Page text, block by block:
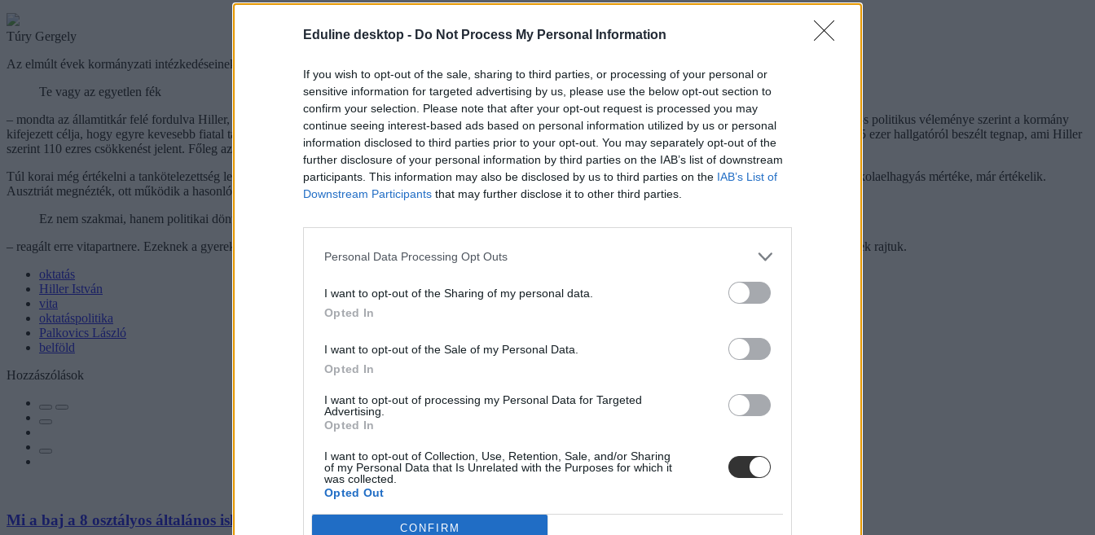
Eduline desktop - Do Not Process My Personal Information
If you wish to opt-out of the sale, sharing to third parties, or processing of your personal or
sensitive information for targeted advertising by us, please use the below opt-out section to
confirm your selection. Please note that after your opt-out request is processed you may
continue seeing interest-based ads based on personal information utilized by us or personal
information disclosed to third parties prior to your opt-out. You may separately opt-out of the
further disclosure of your personal information by third parties on the IAB’s list of downstream
participants. This information may also be disclosed by us to third parties on the IAB’s List of
Downstream Participants that may further disclose it to other third parties.
Personal Data Processing Opt Outs
I want to opt-out of the Sharing of my personal data.
Opted In
I want to opt-out of the Sale of my Personal Data.
Opted In
I want to opt-out of processing my Personal Data for Targeted
Advertising.
Opted In
I want to opt-out of Collection, Use, Retention, Sale, and/or Sharing
of my Personal Data that Is Unrelated with the Purposes for which it
was collected.
Opted Out
CONFIRM
Túry Gergely
Az elmúlt évek kormányzati intézkedéseinek eredményének tartja Palkovics, hogy 10 ezerrel többen jelentkeztek a felsőoktatásba.
Te vagy az egyetlen fék
– mondta az államtitkár felé fordulva Hiller, a kormány hatalomgyakorlási technikáját kárhoztatva, vagyis hogy egyeztetések nélkül nyomta át a reformokat. Az MSZP-s politikus véleménye szerint a kormány
kifejezett célja, hogy egyre kevesebb fiatal tanuljon a felsőoktatásban. Igenis csökkent a felsőoktatási létszám, hangsúlyozta. Ezután Orbánt idézte: a miniszterelnök 255 ezer hallgatóról beszélt tegnap, ami Hiller
szerint 110 ezres csökkenést jelent. Főleg azok hagyták el az országot, akiket nem sikerült átnyomni a szakképzésbe.
Túl korai még értékelni a tankötelezettség leszállításának következményeit, válaszolta Palkovics az ezt firtató kérdésre. Szerinte nem egyértelmű, hogy emiatt nőtt az iskolaelhagyás mértéke, már értékelik.
Ausztriát megnézték, ott működik a hasonló reform, tette hozzá.
Ez nem szakmai, hanem politikai döntés volt
– reagált erre vitapartnere. Ezeknek a gyereknek a sorsa a társadalom jóindulatán múlik: “ez gyalázat.” Palkovics állította: vannak olyan programok, amelyek segíthetnek rajtuk.
oktatás
Hiller István
vita
oktatáspolitika
Palkovics László
belföld
Hozzászólások
Mi a baj a 8 osztályos általános iskolával, és mi jöhet helyette?